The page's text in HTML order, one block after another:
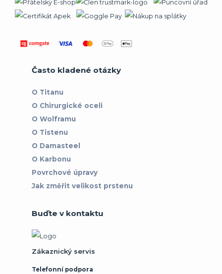
Často kladené otázky
O Titanu
O Chirurgické oceli
O Wolframu
O Tistenu
O Damasteel
O Karbonu
Povrchové úpravy
Jak změřit velikost prstenu
Buďte v kontaktu
Zákaznický servis
Telefonní podpora